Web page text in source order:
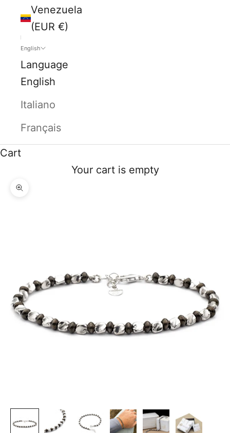
Venezuela
(EUR €)
English
Language
English
Italiano
Français
Cart
Your cart is empty
Zoom picture